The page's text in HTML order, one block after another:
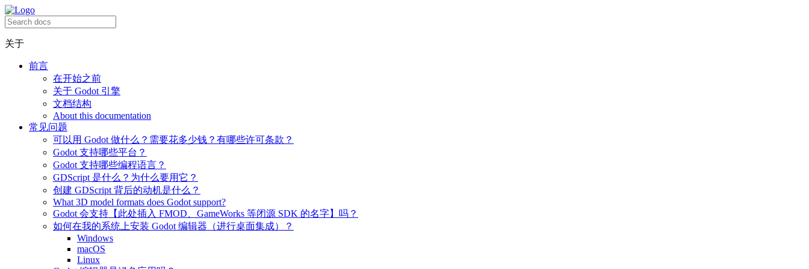
关于
前言
在开始之前
关于 Godot 引擎
文档结构
About this documentation
常见问题
可以用 Godot 做什么？需要花多少钱？有哪些许可条款？
Godot 支持哪些平台？
Godot 支持哪些编程语言？
GDScript 是什么？为什么要用它？
创建 GDScript 背后的动机是什么？
What 3D model formats does Godot support?
Godot 会支持【此处插入 FMOD、GameWorks 等闭源 SDK 的名字】吗？
如何在我的系统上安装 Godot 编辑器（进行桌面集成）？
Windows
macOS
Linux